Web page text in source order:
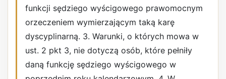
funkcji sędziego wyścigowego prawomocnym
orzeczeniem wymierzającym taką karę
dyscyplinarną. 3. Warunki, o których mowa w
ust. 2 pkt 3, nie dotyczą osób, które pełniły
daną funkcję sędziego wyścigowego w